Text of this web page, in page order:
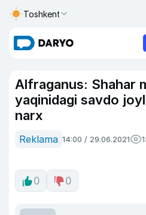
Toshkent
Alfraganus: Shahar
yaqinidagi savdo
narx
Reklama 14:00 / 29.06.2021
0 0